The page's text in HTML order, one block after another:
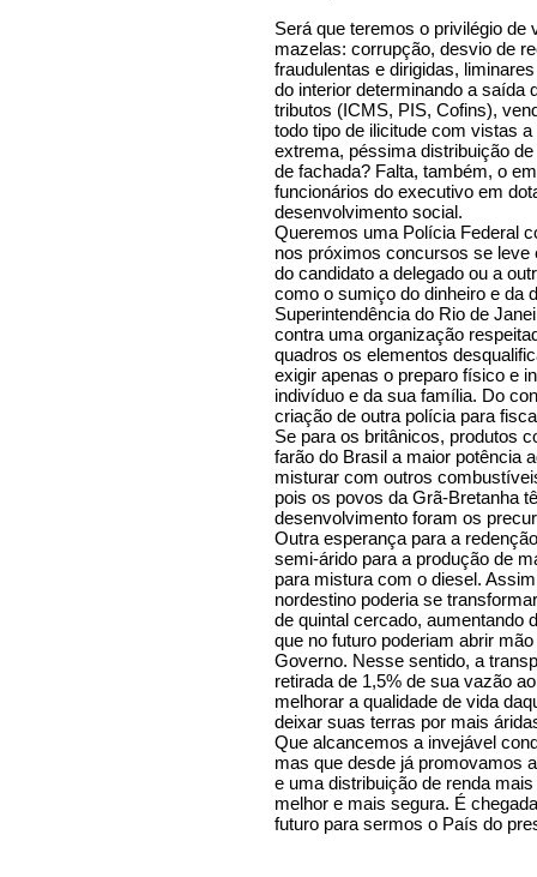
Será que teremos o privilégio
mazelas: corrupção, desvio de
fraudulentas e dirigidas,
do interior determinando a
tributos (ICMS, PIS, Cofins),
todo tipo de ilicitude com vistas
extrema, péssima distribuição
de fachada? Falta, também, o
funcionários do executivo em
desenvolvimento social.
Queremos uma Polícia Federal
nos próximos concursos se leve
do candidato a delegado ou a
como o sumiço do dinheiro e da
Superintendência do Rio de
contra uma organização
quadros os elementos
exigir apenas o preparo físico e
indivíduo e da sua família. Do
criação de outra polícia para
Se para os britânicos, produtos
farão do Brasil a maior potência
misturar com outros
pois os povos da Grã-Bretanha
desenvolvimento foram os
Outra esperança para a
semi-árido para a produção de
para mistura com o diesel.
nordestino poderia se
de quintal cercado, aumentando
que no futuro poderiam abrir
Governo. Nesse sentido, a
retirada de 1,5% de sua vazão
melhorar a qualidade de vida
deixar suas terras por mais
Que alcancemos a invejável
mas que desde já promovamos
e uma distribuição de renda
melhor e mais segura. É
futuro para sermos o País do